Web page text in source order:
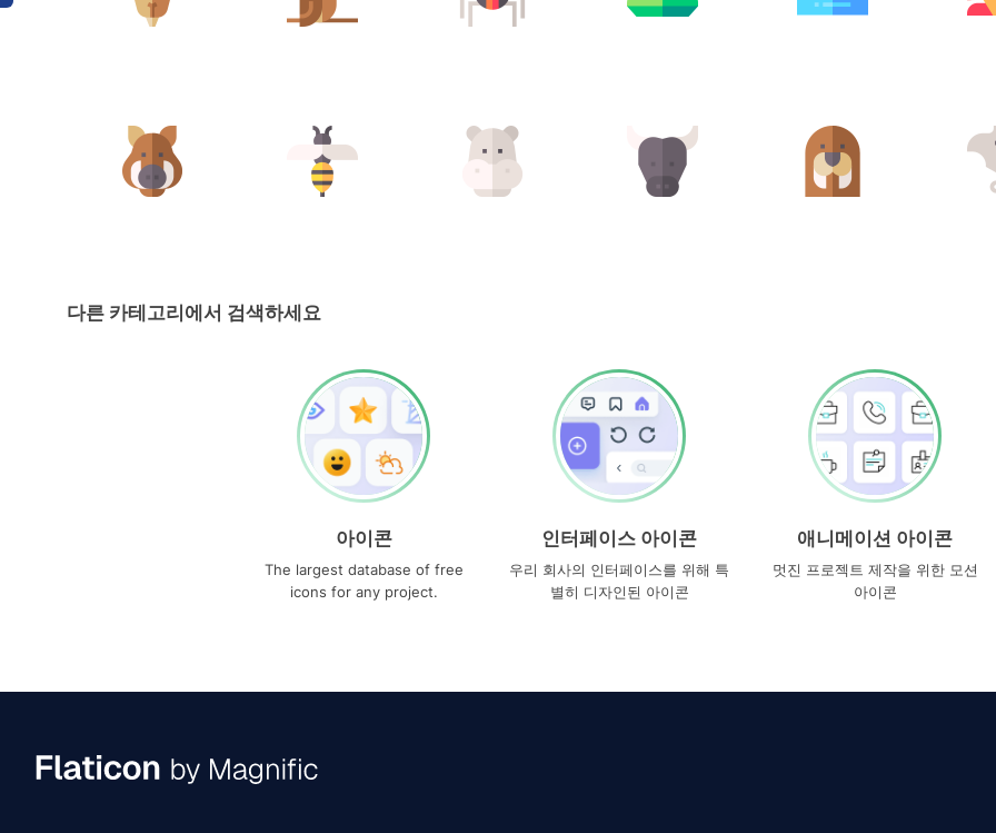
다른 카테고리에서 검색하세요
아이콘
The largest database of free
icons for any project.
인터페이스 아이콘
우리 회사의 인터페이스를 위해 특
별히 디자인된 아이콘
애니메이션 아이콘
멋진 프로젝트 제작을 위한 모션
아이콘